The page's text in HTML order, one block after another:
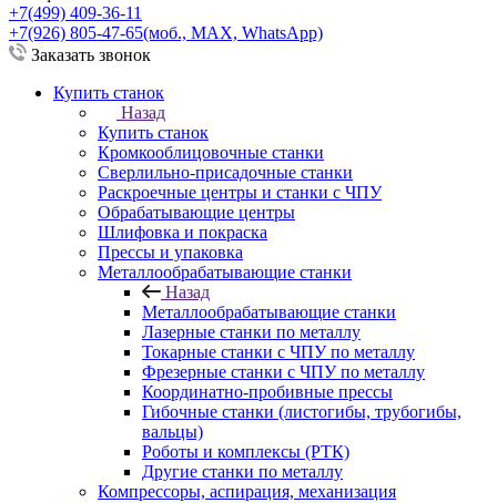
+7(499) 409-36-11
+7(926) 805-47-65(моб., MAX, WhatsApp)
Заказать звонок
Купить станок
Назад
Купить станок
Кромкооблицовочные станки
Сверлильно-присадочные станки
Раскроечные центры и станки с ЧПУ
Обрабатывающие центры
Шлифовка и покраска
Прессы и упаковка
Металлообрабатывающие станки
Назад
Металлообрабатывающие станки
Лазерные станки по металлу
Токарные станки с ЧПУ по металлу
Фрезерные станки с ЧПУ по металлу
Координатно-пробивные прессы
Гибочные станки (листогибы, трубогибы,
вальцы)
Роботы и комплексы (РТК)
Другие станки по металлу
Компрессоры, аспирация, механизация